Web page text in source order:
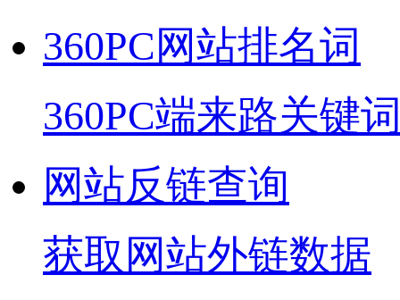
360PC网站排名词
360PC端来路关键
网站反链查询
获取网站外链数据